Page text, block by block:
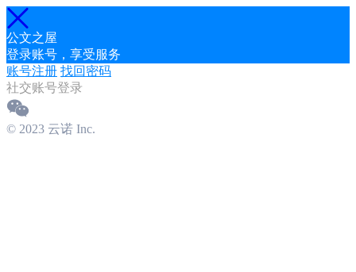
公文之屋
登录账号，享受服务
账号注册 找回密码
社交账号登录
© 2023 云诺 Inc.